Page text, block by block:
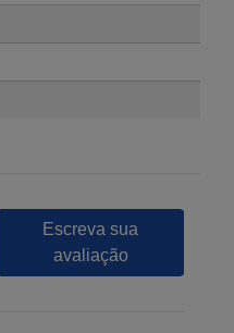
Escreva sua
avaliação